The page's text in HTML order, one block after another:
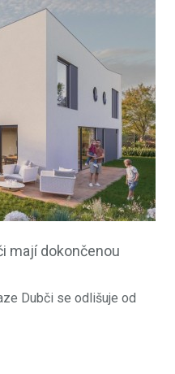
mají dokončenou
Dubči se odlišuje od